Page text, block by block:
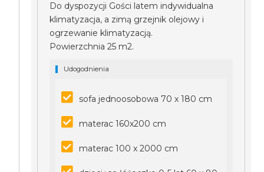
Do dyspozycji Gości latem indywidualna
klimatyzacja, a zimą grzejnik olejowy i
ogrzewanie klimatyzacją.
Powierzchnia 25 m2.
Udogodnienia
sofa jednoosobowa 70 x 180 cm
materac 160x200 cm
materac 100 x 2000 cm